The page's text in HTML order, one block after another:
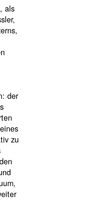
als
der
zu